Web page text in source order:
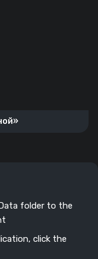
folder to the
click the